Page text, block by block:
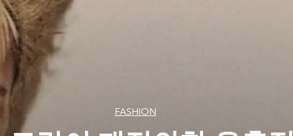
FASHION